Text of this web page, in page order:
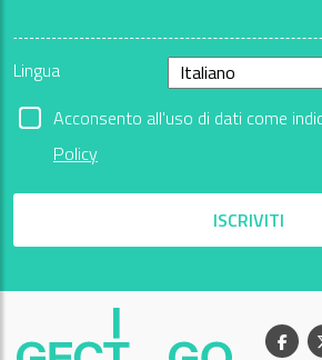
Lingua
Acconsento all'uso di dati come
Policy
ISCRIVITI